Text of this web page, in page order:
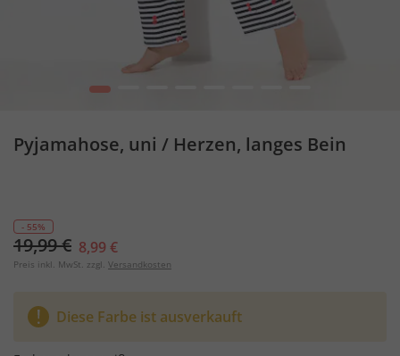
1
Pyjamahose, uni / Herzen, langes Bein
- 55%
19,99 € 8,99 €
Preis inkl. MwSt. zzgl. Versandkosten
Diese Farbe ist ausverkauft